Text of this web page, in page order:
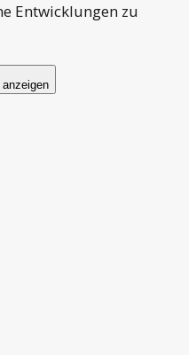
Entwicklungen zu
anzeigen